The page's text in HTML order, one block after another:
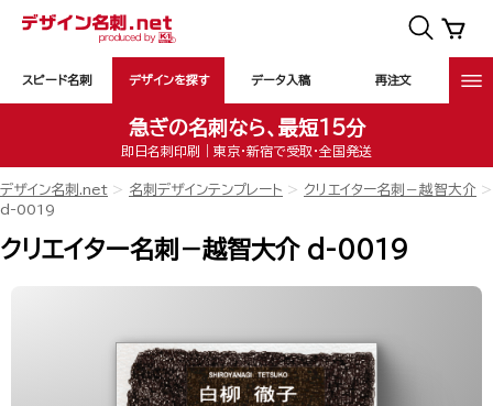
スピード名刺 デザインを探す データ入稿 再注文
急ぎの名刺なら、最短15分
即日名刺印刷｜東京・新宿で受取・全国発送
デザイン名刺.net 名刺デザインテンプレート
クリエイター名刺－越智大介
d-0019
クリエイター名刺－越智大介 d-0019